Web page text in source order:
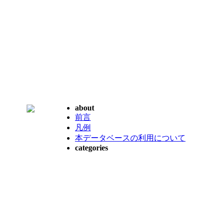
about
前言
凡例
本データベースの利用について
categories